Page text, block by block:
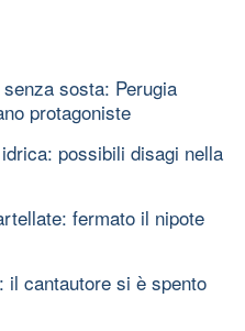
sosta: Perugia
protagoniste
possibili disagi nella
fermato il nipote
il cantautore si è spento